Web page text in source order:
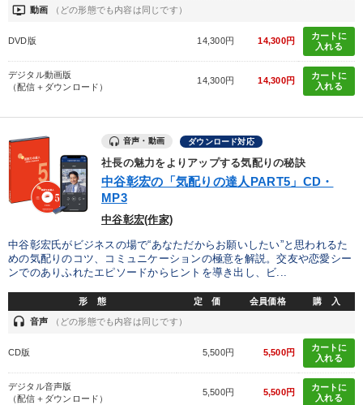
ondemand_video 動画 （どの形態でも内容は同じです）
DVD版 14,300円 14,300円
カートに
入れる
デジタル動画版
（配信＋ダウンロード）
14,300円 14,300円
カートに
入れる
音声・動画 ダウンロード対応
社長の魅力をよりアップする気配りの秘訣
中谷彰宏の「気配りの達人PART5」CD・
MP3
中谷彰宏(作家)
中谷彰宏氏がビジネスの場で“あなただからお願いしたい”と思われるた
めの気配りのコツ、コミュニケーションの極意を解説。交友や恋愛シー
ンでのありふれたエピソードからヒントを導き出し、ビ...
形 態 定 価 会員価格 購 入
headset 音声 （どの形態でも内容は同じです）
CD版 5,500円 5,500円
カートに
入れる
デジタル音声版
（配信＋ダウンロード）
5,500円 5,500円
カートに
入れる